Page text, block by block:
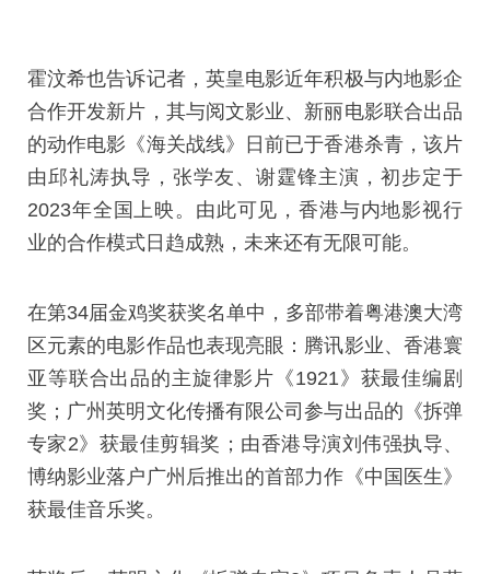
霍汶希也告诉记者，英皇电影近年积极与内地影企
合作开发新片，其与阅文影业、新丽电影联合出品
的动作电影《海关战线》日前已于香港杀青，该片
由邱礼涛执导，张学友、谢霆锋主演，初步定于
2023年全国上映。由此可见，香港与内地影视行
业的合作模式日趋成熟，未来还有无限可能。
在第34届金鸡奖获奖名单中，多部带着粤港澳大湾
区元素的电影作品也表现亮眼：腾讯影业、香港寰
亚等联合出品的主旋律影片《1921》获最佳编剧
奖；广州英明文化传播有限公司参与出品的《拆弹
专家2》获最佳剪辑奖；由香港导演刘伟强执导、
博纳影业落户广州后推出的首部力作《中国医生》
获最佳音乐奖。